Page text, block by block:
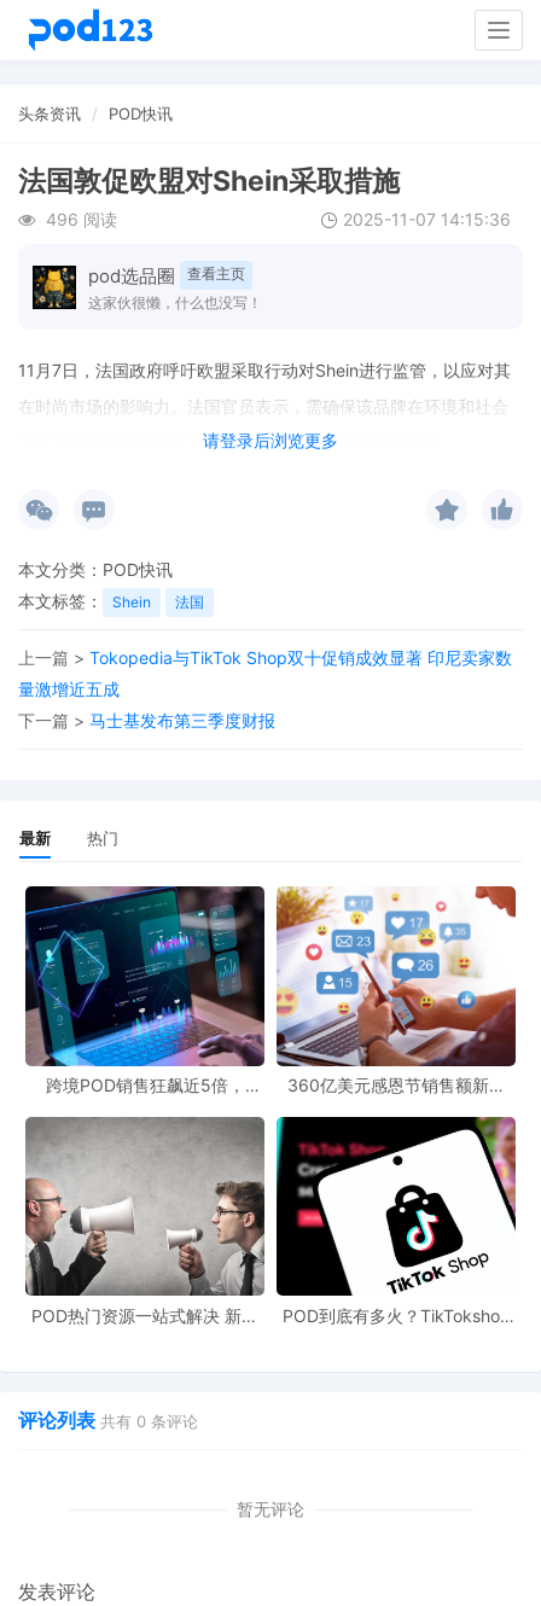
头条资讯 POD快讯
法国敦促欧盟对Shein采取措施
496 阅读 2025-11-07 14:15:36
pod选品圈
查看主页
这家伙很懒，什么也没写！
请登录后浏览更多
11月7日，法国政府呼吁欧盟采取行动对Shein进行监管，以应对其
在时尚市场的影响力。法国官员表示，需确保该品牌在环境和社会
责任方面符合欧洲的标准，并加强对跨境电商平台的监管。
本文分类： POD快讯
本文标签：
Shein 法国
上一篇 > Tokopedia与TikTok Shop双十促销成效显著 印尼卖家数
量激增近五成
下一篇 > 马士基发布第三季度财报
最新 热门
跨境POD销售狂飙近5倍，
360亿美元感恩节销售额新纪
新风潮！
POD热门资源一站式解决 新手
POD到底有多火？TikTokshop
评论列表 共有 0 条评论
暂无评论
发表评论